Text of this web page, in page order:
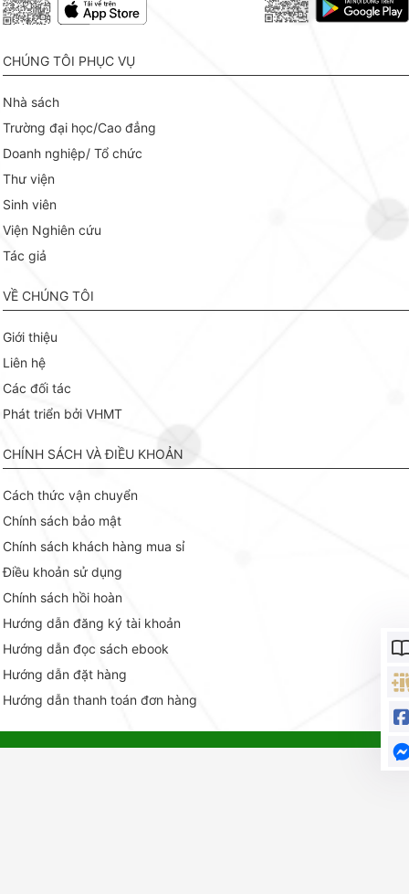
CHÚNG TÔI PHỤC VỤ
Nhà sách
Trường đại học/Cao đẳng
Doanh nghiệp/ Tổ chức
Thư viện
Sinh viên
Viện Nghiên cứu
Tác giả
VỀ CHÚNG TÔI
Giới thiệu
Liên hệ
Các đối tác
Phát triển bởi VHMT
CHÍNH SÁCH VÀ ĐIỀU KHOẢN
Cách thức vận chuyển
Chính sách bảo mật
Chính sách khách hàng mua sỉ
Điều khoản sử dụng
Chính sách hồi hoàn
Hướng dẫn đăng ký tài khoản
Hướng dẫn đọc sách ebook
Hướng dẫn đặt hàng
Hướng dẫn thanh toán đơn hàng